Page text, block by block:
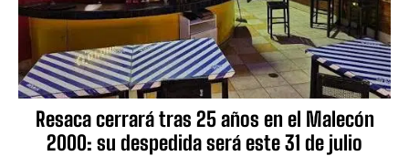
Resaca cerrará tras 25 años en el Malecón
2000: su despedida será este 31 de julio